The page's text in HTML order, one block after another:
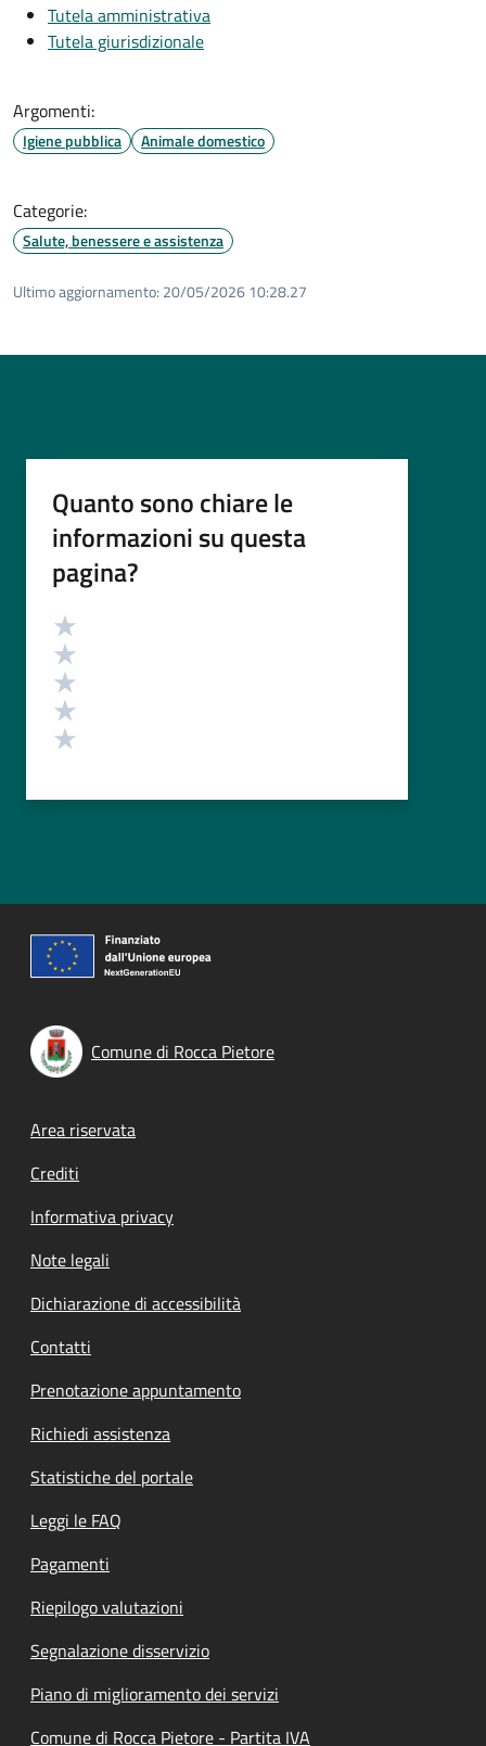
Tutela amministrativa
Tutela giurisdizionale
Argomenti:
Igiene pubblica Animale domestico
Categorie:
Salute, benessere e assistenza
Ultimo aggiornamento: 20/05/2026 10:28.27
Quanto sono chiare le
informazioni su questa
pagina?
Valutazione
Comune di Rocca Pietore
Footer menu
Area riservata
Crediti
Informativa privacy
Note legali
Dichiarazione di accessibilità
Contatti
Prenotazione appuntamento
Richiedi assistenza
Statistiche del portale
Leggi le FAQ
Pagamenti
Riepilogo valutazioni
Segnalazione disservizio
Piano di miglioramento dei servizi
Comune di Rocca Pietore - Partita IVA